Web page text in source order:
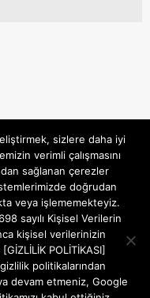
sizlere daha iyi
verimli çalışmasını
sağlanan çerezler
doğrudan
veya işlememekteyiz.
sayılı Kişisel Verilerin
kişisel verilerinizin
POLİTİKASI]
politikalarından
devam etmeniz, Google